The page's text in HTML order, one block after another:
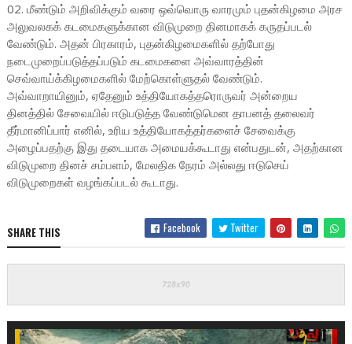
02. மீண்டும் அறிவிக்கும் வரை ஒவ்வொரு வாரமும் புதன்கிழமை அரச
அலுவலகக் கடமைகளுக்கான விடுமுறை தினமாகக் கருதப்படல்
வேண்டும். அதன் பிரகாரம், புதன்கிழமைகளில் தற்போது
நடைமுறைப்படுத்தப்படும் கடமைகளை அவ்வாரத்தின்
செவ்வாய்க்கிழமைகளில் மேற்கொள்ளுதல் வேண்டும்.
அவ்வாறாயினும், ஏதேனும் உத்தியோகத்தரொருவர் அன்றைய
தினத்தில் சேவையில் ஈடுபடுத்த வேண்டுமென தாபனத் தலைவர்
தீர்மானிப்பார் எனில், உரிய உத்தியோகத்தர்களைச் சேவைக்கு
அழைப்பதற்கு இது தடையாக அமையக்கூடாது என்பதுடன், அதற்கான
விடுமுறை தினச் சம்பளம், மேலதிக நேரம் அல்லது ஈடுசெய்
விடுமுறைகள் வழங்கப்படல் கூடாது.
SHARE THIS Facebook Twitter